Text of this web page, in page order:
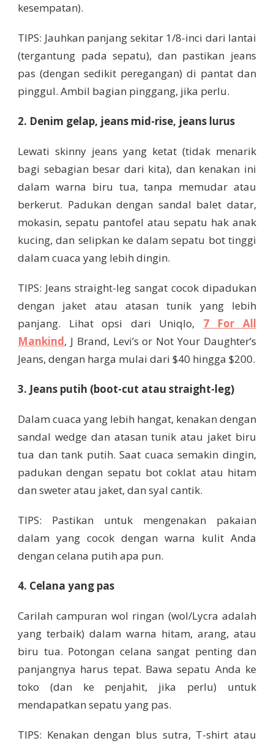
kesempatan).
TIPS: Jauhkan panjang sekitar 1/8-inci dari lantai
(tergantung pada sepatu), dan pastikan jeans
pas (dengan sedikit peregangan) di pantat dan
pinggul. Ambil bagian pinggang, jika perlu.
2. Denim gelap, jeans mid-rise, jeans lurus
Lewati skinny jeans yang ketat (tidak menarik
bagi sebagian besar dari kita), dan kenakan ini
dalam warna biru tua, tanpa memudar atau
berkerut. Padukan dengan sandal balet datar,
mokasin, sepatu pantofel atau sepatu hak anak
kucing, dan selipkan ke dalam sepatu bot tinggi
dalam cuaca yang lebih dingin.
TIPS: Jeans straight-leg sangat cocok dipadukan
dengan jaket atau atasan tunik yang lebih
panjang. Lihat opsi dari Uniqlo, 7 For All
Mankind, J Brand, Levi’s or Not Your Daughter’s
Jeans, dengan harga mulai dari $40 hingga $200.
3. Jeans putih (boot-cut atau straight-leg)
Dalam cuaca yang lebih hangat, kenakan dengan
sandal wedge dan atasan tunik atau jaket biru
tua dan tank putih. Saat cuaca semakin dingin,
padukan dengan sepatu bot coklat atau hitam
dan sweter atau jaket, dan syal cantik.
TIPS: Pastikan untuk mengenakan pakaian
dalam yang cocok dengan warna kulit Anda
dengan celana putih apa pun.
4. Celana yang pas
Carilah campuran wol ringan (wol/Lycra adalah
yang terbaik) dalam warna hitam, arang, atau
biru tua. Potongan celana sangat penting dan
panjangnya harus tepat. Bawa sepatu Anda ke
toko (dan ke penjahit, jika perlu) untuk
mendapatkan sepatu yang pas.
TIPS: Kenakan dengan blus sutra, T-shirt atau